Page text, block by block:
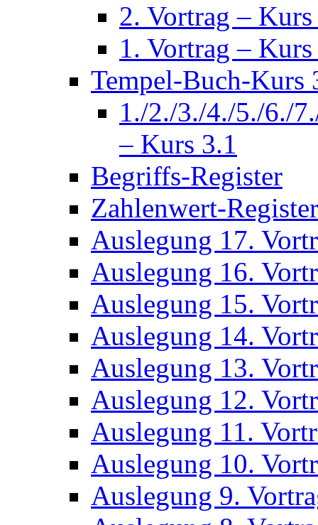
2. Vortrag –
1. Vortrag –
Tempel-Buch-Kurs
1./2./3./4./5./6./
– Kurs 3.1
Begriffs-Register
Zahlenwert-Register
Auslegung 17.
Auslegung 16.
Auslegung 15.
Auslegung 14.
Auslegung 13.
Auslegung 12.
Auslegung 11.
Auslegung 10.
Auslegung 9.